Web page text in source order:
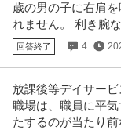
歳の男の子に右肩
れません。 利き腕
回答終了 4
放課後等デイサー
職場は、職員に平
たするのが当たり